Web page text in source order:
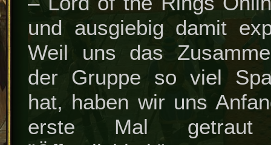
und ausgiebig damit
Weil uns das
der Gruppe so viel
hat, haben wir uns
erste Mal